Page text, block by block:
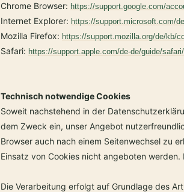
Chrome Browser: https://support.google.com/
Internet Explorer: https://support.microsoft.com/
Mozilla Firefox: https://support.mozilla.org/de/kb/
Safari: https://support.apple.com/de-de/guide/
Technisch notwendige Cookies
Soweit nachstehend in der
dem Zweck ein, unser Angebot
Browser auch nach einem Seitenwechsel zu
Einsatz von Cookies nicht angeboten
Die Verarbeitung erfolgt auf Grundlage des